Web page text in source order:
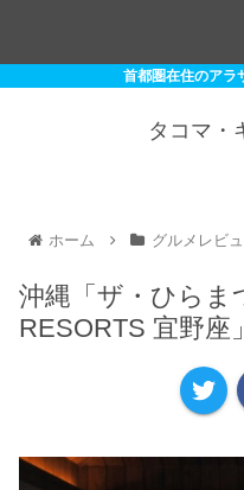
首都圏在住のアラ
タコマ・
ホーム グルメレビ
沖縄「ザ・ひらま
RESORTS 宜野座